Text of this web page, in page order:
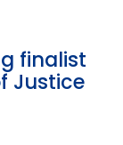
finalist
Justice